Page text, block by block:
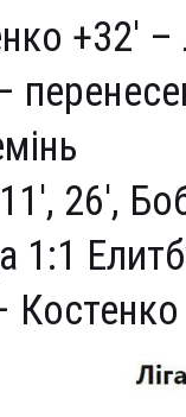
+32′
26′,
1:1
Костенко